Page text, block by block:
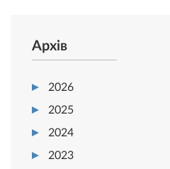
Архів
2026
2025
2024
2023